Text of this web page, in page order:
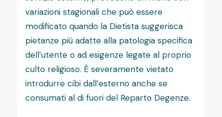
variazioni stagionali che può essere
modificato quando la Dietista suggerisca
pietanze più adatte alla patologia specifica
dell’utente o ad esigenze legate al proprio
culto religioso. È severamente vietato
introdurre cibi dall’esterno anche se
consumati al di fuori del Reparto Degenze.